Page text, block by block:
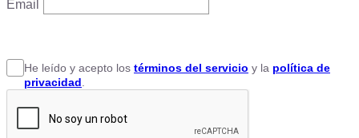
Email
He leído y acepto los términos del servicio y la política de
privacidad